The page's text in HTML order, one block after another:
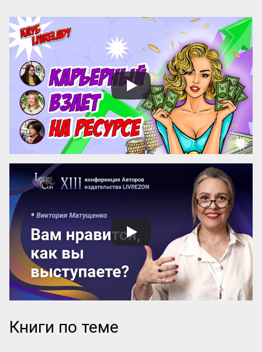
потому, что он принес мне «Оскара», а
потому, что подарил знакомство и
дружбу со столькими прекрасными
людьми.
По сценарию я должна играть принцессу
Анну, прибывшую с официальным
визитом в Рим. Несчастная принцесса
настолько замучена строгими
правилами, по которым обязана вести
себя не только во время официальных
приемо...
Книги по теме